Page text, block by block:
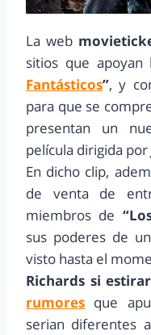
La web
sitios que
Fantásticos”, y
para que se
presentan un
película dirigida por
En dicho clip,
de venta de
miembros de
sus poderes de
visto hasta el
Richards si
rumores que
serian diferentes